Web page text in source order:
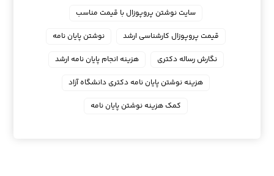
سایت نوشتن پروپوزال با قیمت مناسب
قیمت پروپوزال کارشناسی ارشد
نوشتن پایان نامه
نگارش رساله دکتری
هزینه انجام پایان نامه ارشد
هزینه نوشتن پایان نامه دکتری دانشگاه آزاد
کمک هزینه نوشتن پایان نامه